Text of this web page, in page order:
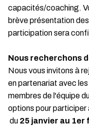
capacités/coaching.
brève présentation
participation sera
Nous recherchons
Nous vous invitons à
en partenariat avec
membres de l'équipe
options pour participer
du 25 janvier au 1er